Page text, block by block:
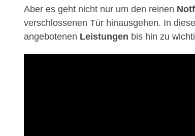
Aber es geht nicht nur um den reinen
verschlossenen Tür hinausgehen. In
angebotenen Leistungen bis hin zu